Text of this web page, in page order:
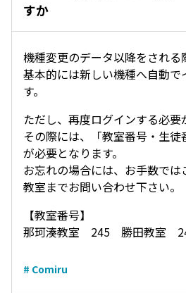
すか
機種変更のデータ以降をされる
基本的には新しい機種へ自動で
す。
ただし、再度ログインする必要
その際には、「教室番号・生徒
が必要となります。
お忘れの場合には、お手数では
教室までお問い合わせ下さい。
【教室番号】
那珂湊教室 245 勝田教室
# Comiru